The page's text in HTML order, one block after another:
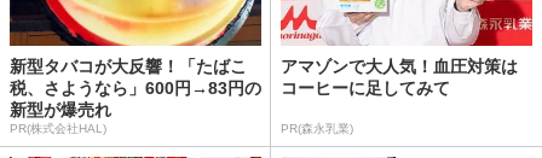
新型タバコが大反響！「たばこ
税、さようなら」600円→83円の
新型が爆売れ
PR(株式会社HAL)
アマゾンで大人気！血圧対策は
コーヒーに足してみて
PR(森永乳業)